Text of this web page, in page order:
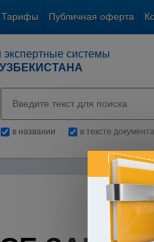
Тарифы Публичная оферта
системы
в названии в тексте документа